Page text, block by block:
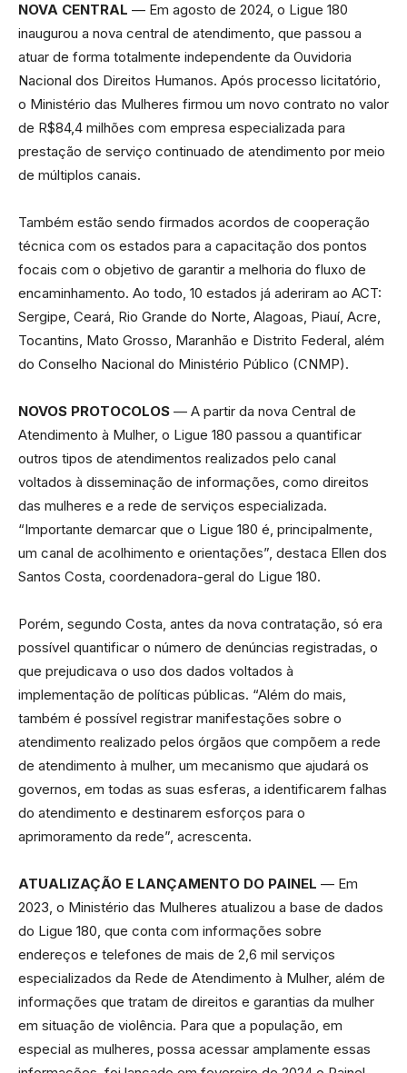
NOVA CENTRAL — Em agosto de 2024, o Ligue 180
inaugurou a nova central de atendimento, que passou a
atuar de forma totalmente independente da Ouvidoria
Nacional dos Direitos Humanos. Após processo licitatório,
o Ministério das Mulheres firmou um novo contrato no valor
de R$84,4 milhões com empresa especializada para
prestação de serviço continuado de atendimento por meio
de múltiplos canais.
Também estão sendo firmados acordos de cooperação
técnica com os estados para a capacitação dos pontos
focais com o objetivo de garantir a melhoria do fluxo de
encaminhamento. Ao todo, 10 estados já aderiram ao ACT:
Sergipe, Ceará, Rio Grande do Norte, Alagoas, Piauí, Acre,
Tocantins, Mato Grosso, Maranhão e Distrito Federal, além
do Conselho Nacional do Ministério Público (CNMP).
NOVOS PROTOCOLOS — A partir da nova Central de
Atendimento à Mulher, o Ligue 180 passou a quantificar
outros tipos de atendimentos realizados pelo canal
voltados à disseminação de informações, como direitos
das mulheres e a rede de serviços especializada.
“Importante demarcar que o Ligue 180 é, principalmente,
um canal de acolhimento e orientações”, destaca Ellen dos
Santos Costa, coordenadora-geral do Ligue 180.
Porém, segundo Costa, antes da nova contratação, só era
possível quantificar o número de denúncias registradas, o
que prejudicava o uso dos dados voltados à
implementação de políticas públicas. “Além do mais,
também é possível registrar manifestações sobre o
atendimento realizado pelos órgãos que compõem a rede
de atendimento à mulher, um mecanismo que ajudará os
governos, em todas as suas esferas, a identificarem falhas
do atendimento e destinarem esforços para o
aprimoramento da rede”, acrescenta.
ATUALIZAÇÃO E LANÇAMENTO DO PAINEL — Em
2023, o Ministério das Mulheres atualizou a base de dados
do Ligue 180, que conta com informações sobre
endereços e telefones de mais de 2,6 mil serviços
especializados da Rede de Atendimento à Mulher, além de
informações que tratam de direitos e garantias da mulher
em situação de violência. Para que a população, em
especial as mulheres, possa acessar amplamente essas